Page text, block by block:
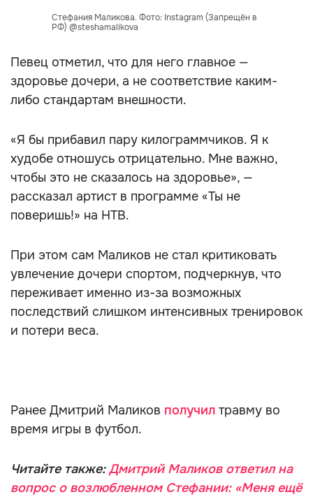
Певец отметил, что для него главное —
здоровье дочери, а не соответствие каким-
«Я бы прибавил пару килограммчиков. Я к
худобе отношусь отрицательно. Мне важно,
чтобы это не сказалось на здоровье», —
рассказал артист в программе «Ты не
При этом сам Маликов не стал критиковать
увлечение дочери спортом, подчеркнув, что
переживает именно из-за возможных
последствий слишком интенсивных тренировок
Ранее Дмитрий Маликов
Читайте также:Дмитрий Маликов ответил на